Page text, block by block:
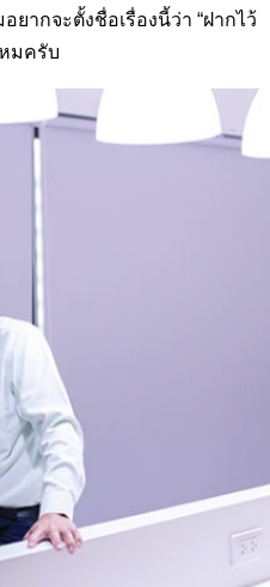
ากจะตั้งชื่อเรื่องนี้ว่า “ฝากไว้
มครับ